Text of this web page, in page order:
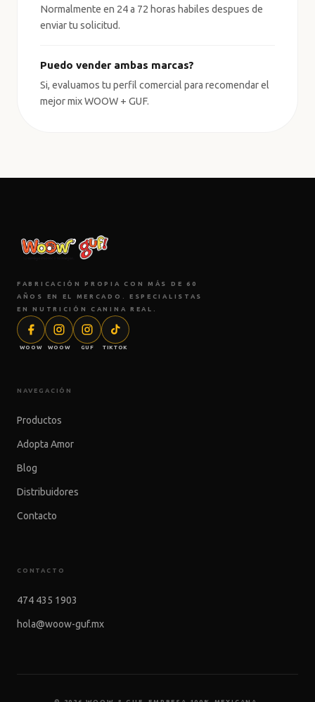
Normalmente en 24 a 72 horas habiles despues de
enviar tu solicitud.
Puedo vender ambas marcas?
Si, evaluamos tu perfil comercial para recomendar el
mejor mix WOOW + GUF.
FABRICACIÓN PROPIA CON MÁS DE 60
AÑOS EN EL MERCADO. ESPECIALISTAS
EN NUTRICIÓN CANINA REAL.
WOOW WOOW GUF TIKTOK
NAVEGACIÓN
Productos
Adopta Amor
Blog
Distribuidores
Contacto
CONTACTO
474 435 1903
hola@woow-guf.mx